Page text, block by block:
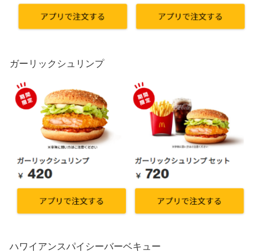
ガーリックシュリンプ
ハワイアンスパイシーバーベキュー